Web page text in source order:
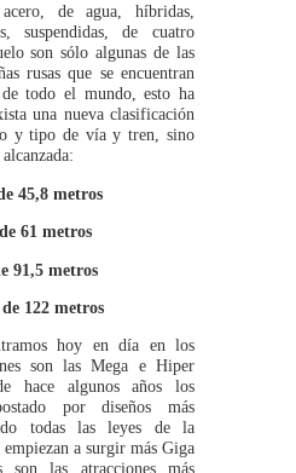
de agua, híbridas,
suspendidas, de cuatro
son sólo algunas de las
rusas que se encuentran
todo el mundo, esto ha
una nueva clasificación
y tipo de vía y tren, sino
45,8 metros
61 metros
91,5 metros
122 metros
hoy en día en los
son las Mega e Hiper
hace algunos años los
por diseños más
todas las leyes de la
a surgir más Giga
son las atracciones más